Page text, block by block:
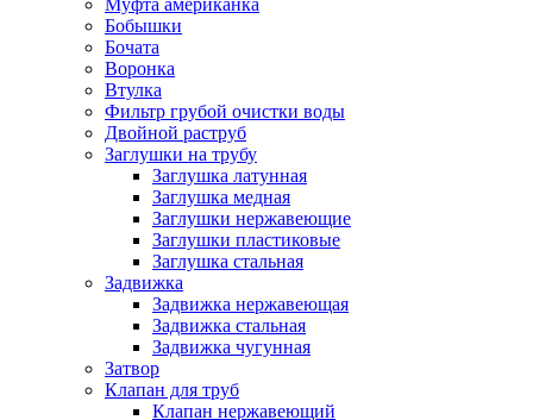
Муфта американка
Бобышки
Бочата
Воронка
Втулка
Фильтр грубой очистки воды
Двойной раструб
Заглушки на трубу
Заглушка латунная
Заглушка медная
Заглушки нержавеющие
Заглушки пластиковые
Заглушка стальная
Задвижка
Задвижка нержавеющая
Задвижка стальная
Задвижка чугунная
Затвор
Клапан для труб
Клапан нержавеющий